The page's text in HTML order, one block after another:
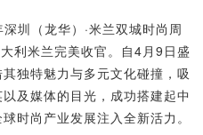
圳（龙华）·米兰双城时尚周
利米兰完美收官。自4月9日盛
独特魅力与多元文化碰撞，吸
及媒体的目光，成功搭建起中
时尚产业发展注入全新活力。